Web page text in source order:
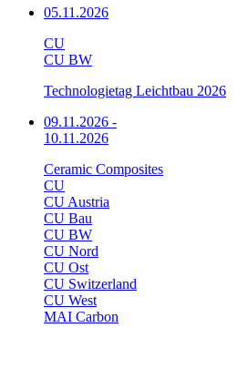
05.11.2026
CU
CU BW
Technologietag Leichtbau 2026
09.11.2026 -
10.11.2026
Ceramic Composites
CU
CU Austria
CU Bau
CU BW
CU Nord
CU Ost
CU Switzerland
CU West
MAI Carbon